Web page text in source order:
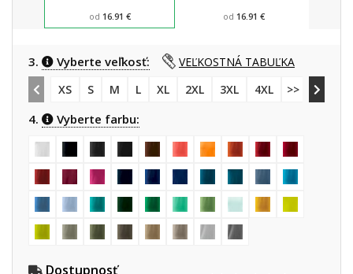
od 16.91 € od 16.91 €
3. Vyberte veľkosť:
VEĽKOSTNÁ TABUĽKA
XS
S M L XL 2XL 3XL 4XL >> 5XL
4. Vyberte farbu:
Dostupnosť